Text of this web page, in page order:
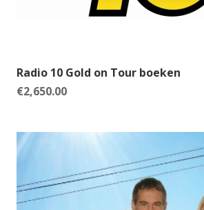
Radio 10 Gold on Tour boeken
€2,650.00